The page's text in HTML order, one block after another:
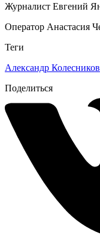
Журналист Евгений
Оператор Анастасия
Теги
Александр Колесников
Поделиться